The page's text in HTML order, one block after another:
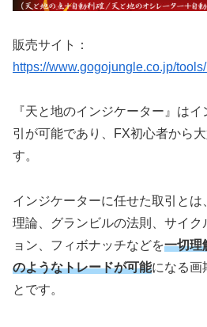
販売サイト：
https://www.gogojungle.co.jp/
『天と地のインジケーター』は
引が可能であり、FX初心者から
す。
インジケーターに任せた取引と
理論、グランビルの法則、サイ
ョン、フィボナッチなどを一切理
のようなトレードが可能になる画
とです。